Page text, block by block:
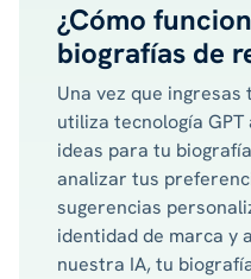
¿Cómo
biografías de
Una vez que
utiliza tecnología
ideas para tu
analizar tus
sugerencias
identidad de marca y
nuestra IA, tu